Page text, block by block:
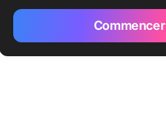
Commencer